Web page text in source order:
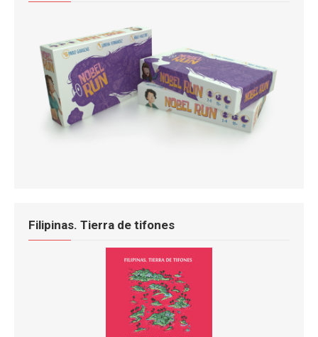
Filipinas. Tierra de tifones